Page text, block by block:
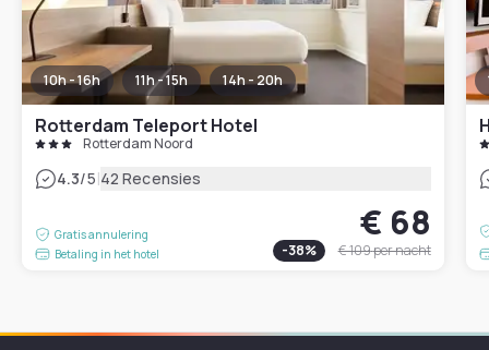
10h - 16h 11h - 15h 14h - 20h
Rotterdam Teleport Hotel
Rotterdam Noord
4.3/5|42 Recensies
Gratis annulering
Betaling in het hotel
€ 68
-38% € 109per nacht